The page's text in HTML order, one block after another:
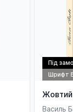
Шрифт
Під
Жовтий
Василь